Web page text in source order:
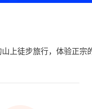
上徒步旅行，体验正宗